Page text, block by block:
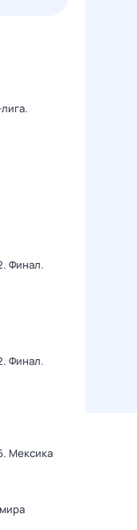
Финал.
Финал.
Мексика